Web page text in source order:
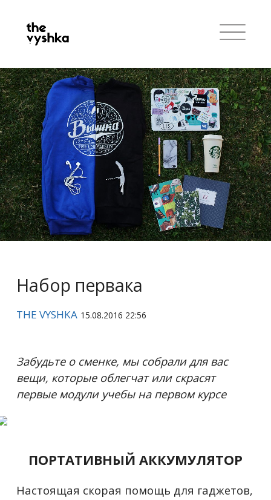
Набор первака
THE VYSHKA 15.08.2016 22:56
Забудьте о сменке, мы собрали для вас
вещи, которые облегчат или скрасят
первые модули учебы на первом курсе
ПОРТАТИВНЫЙ АККУМУЛЯТОР
Настоящая скорая помощь для гаджетов,